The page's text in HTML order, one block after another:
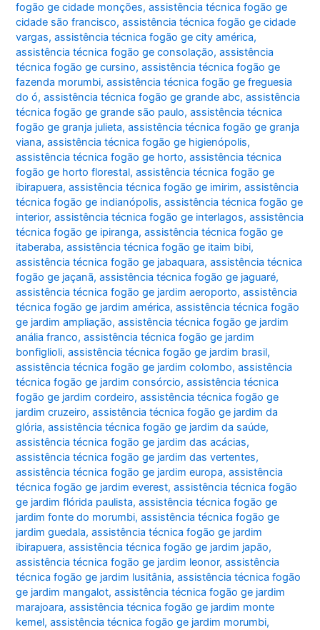
fogão ge cidade monções,assistência técnica fogão ge
cidade são francisco,assistência técnica fogão ge cidade
vargas,assistência técnica fogão ge city américa,
assistência técnica fogão ge consolação,assistência
técnica fogão ge cursino,assistência técnica fogão ge
fazenda morumbi,assistência técnica fogão ge freguesia
do ó,assistência técnica fogão ge grande abc,assistência
técnica fogão ge grande são paulo,assistência técnica
fogão ge granja julieta,assistência técnica fogão ge granja
viana,assistência técnica fogão ge higienópolis,
assistência técnica fogão ge horto,assistência técnica
fogão ge horto florestal,assistência técnica fogão ge
ibirapuera,assistência técnica fogão ge imirim,assistência
técnica fogão ge indianópolis,assistência técnica fogão ge
interior,assistência técnica fogão ge interlagos,assistência
técnica fogão ge ipiranga,assistência técnica fogão ge
itaberaba,assistência técnica fogão ge itaim bibi,
assistência técnica fogão ge jabaquara,assistência técnica
fogão ge jaçanã,assistência técnica fogão ge jaguaré,
assistência técnica fogão ge jardim aeroporto,assistência
técnica fogão ge jardim américa,assistência técnica fogão
ge jardim ampliação,assistência técnica fogão ge jardim
anália franco,assistência técnica fogão ge jardim
bonfiglioli,assistência técnica fogão ge jardim brasil,
assistência técnica fogão ge jardim colombo,assistência
técnica fogão ge jardim consórcio,assistência técnica
fogão ge jardim cordeiro,assistência técnica fogão ge
jardim cruzeiro,assistência técnica fogão ge jardim da
glória,assistência técnica fogão ge jardim da saúde,
assistência técnica fogão ge jardim das acácias,
assistência técnica fogão ge jardim das vertentes,
assistência técnica fogão ge jardim europa,assistência
técnica fogão ge jardim everest,assistência técnica fogão
ge jardim flórida paulista,assistência técnica fogão ge
jardim fonte do morumbi,assistência técnica fogão ge
jardim guedala,assistência técnica fogão ge jardim
ibirapuera,assistência técnica fogão ge jardim japão,
assistência técnica fogão ge jardim leonor,assistência
técnica fogão ge jardim lusitânia,assistência técnica fogão
ge jardim mangalot,assistência técnica fogão ge jardim
marajoara,assistência técnica fogão ge jardim monte
kemel,assistência técnica fogão ge jardim morumbi,